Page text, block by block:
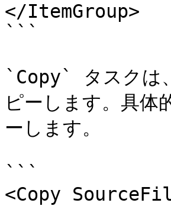
</ItemGroup>
```
`Copy` タスク
ピーします。具
ーします。
```
<Copy